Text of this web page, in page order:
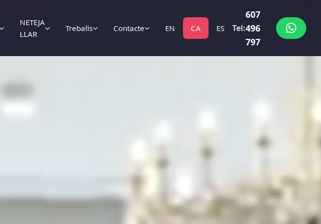
NETEJA
LLAR
Treballs Contacte EN CA ES Tel:
607
496
797